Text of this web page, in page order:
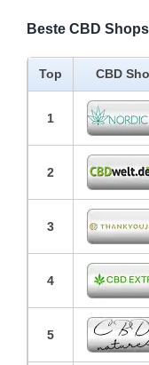
Beste CBD
Top CBD
1
2
3
4
5